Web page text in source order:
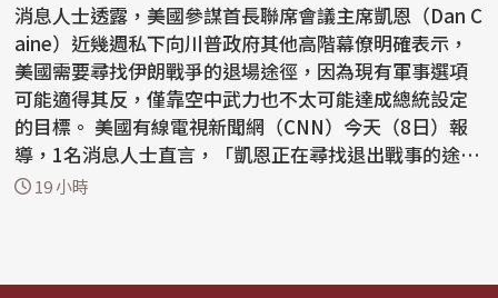
消息人士透露，美國參謀首長聯席會議主席凱恩（Dan C
aine）近幾週私下向川普政府其他高階幕僚明確表示，
美國需要尋找伊朗戰爭的退場途徑，因為現有軍事選項
可能適得其反，僅靠空中武力也不太可能達成總統設定
的目標。 美國有線電視新聞網（CNN）今天（8日）報
導，1名消息人士直言，「凱恩正在尋找退出戰事的途
徑」。...
19 小時